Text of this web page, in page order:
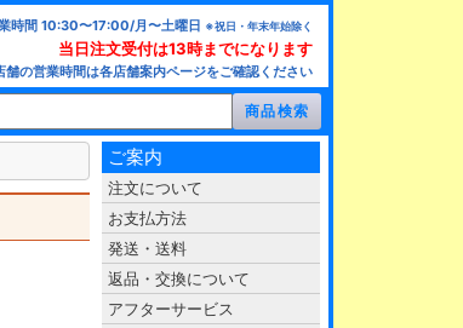
時間 10:30〜17:00/月〜土曜日 ※祝日・年末年始除く
当日注文受付は13時までになります
舗の営業時間は各店舗案内ページをご確認ください
ご案内
注文について
お支払方法
発送・送料
返品・交換について
アフターサービス